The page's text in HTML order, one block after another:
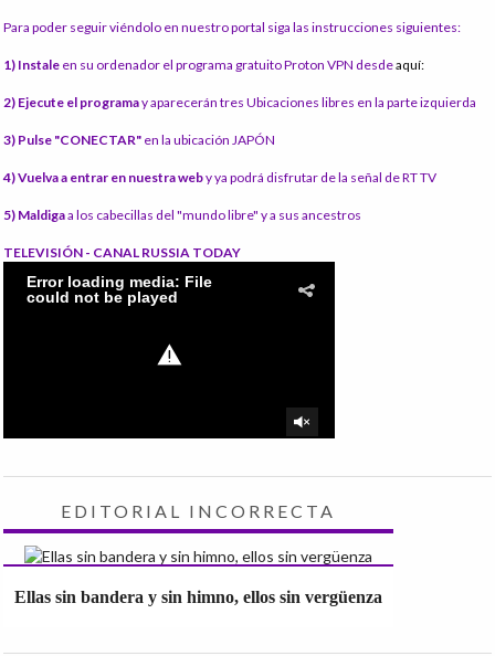
Para poder seguir viéndolo en nuestro portal siga las instrucciones siguientes:
1) Instale en su ordenador el programa gratuito Proton VPN desdeaquí:
2) Ejecute el programay aparecerán tres Ubicaciones libres en la parte izquierda
3) Pulse "CONECTAR" en la ubicación JAPÓN
4) Vuelva a entrar en nuestra weby ya podrá disfrutar de la señal de RT TV
5) Maldigaa los cabecillas del "mundo libre" y a sus ancestros
TELEVISIÓN - CANAL RUSSIA TODAY
EDITORIAL INCORRECTA
Ellas sin bandera y sin himno, ellos sin vergüenza